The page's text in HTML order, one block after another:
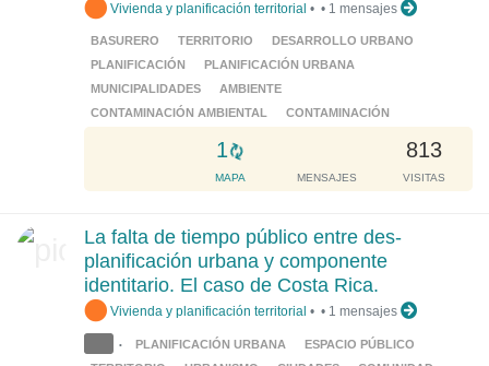
Vivienda y planificación territorial •
BASURERO TERRITORIO
DESARROLLO URBANO
PLANIFICACIÓN
PLANIFICACIÓN URBANA
MUNICIPALIDADES
AMBIENTE
CONTAMINACIÓN AMBIENTAL
CONTAMINACIÓN
1
L
o
a
i
n
g
.
.
MAPA MENSAJES
813
VISITAS
• 1 mensajes
La falta de tiempo público entre des-
planificación urbana y componente
identitario. El caso de Costa Rica.
Vivienda y planificación territorial •
• PLANIFICACIÓN URBANA
ESPACIO PÚBLICO
• 1 mensajes